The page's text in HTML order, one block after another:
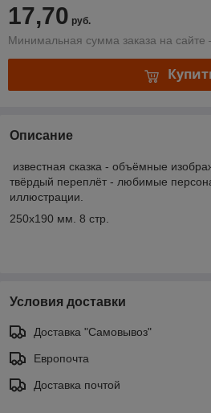
17,70 руб.
Минимальная сумма заказа на сайте
Описание
известная сказка - объёмные
твёрдый переплёт - любимые
иллюстрации.
250х190 мм. 8 стр.
Условия доставки
Доставка "Самовывоз"
Европочта
Доставка почтой